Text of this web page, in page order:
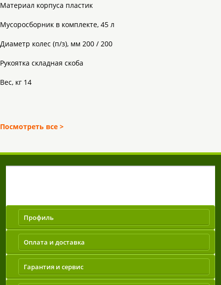
Материал корпуса пластик
Мусоросборник в комплекте, 45 л
Диаметр колес (п/з), мм 200 / 200
Рукоятка складная скоба
Вес, кг 14
Посмотреть все >
Профиль
Оплата и доставка
Гарантия и сервис